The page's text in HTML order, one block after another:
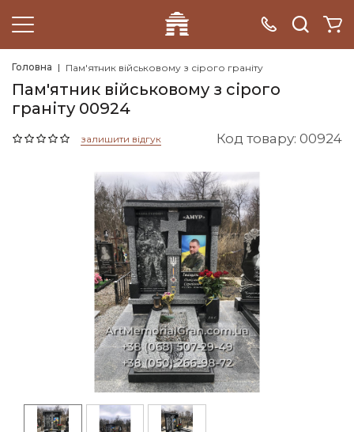
Головна Пам'ятник військовому з сірого граніту
Пам'ятник військовому з сірого
граніту 00924
залишити відгук Код товару: 00924